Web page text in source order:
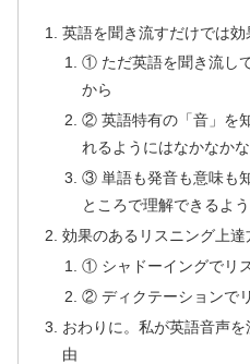
英語を聞き流すだけでは
① ただ英語を聞き流し
から
② 英語特有の「音」を
れるようにはなかなか
③ 単語も発音も意味も
ところで理解できるよ
効果のあるリスニング上達
① シャドーイングでリ
② ディクテーションで
おわりに。私が英語音声
由